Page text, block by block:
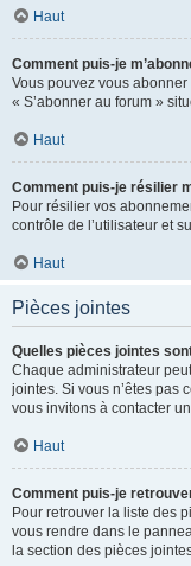
Haut
Comment puis-je
Vous pouvez vous
« S’abonner au forum »
Haut
Comment puis-je résilier
Pour résilier vos
contrôle de l’utilisateur et
Haut
Pièces jointes
Quelles pièces jointes
Chaque administrateur
jointes. Si vous n’êtes pas
vous invitons à contacter
Haut
Comment puis-je
Pour retrouver la liste des
vous rendre dans le
la section des pièces